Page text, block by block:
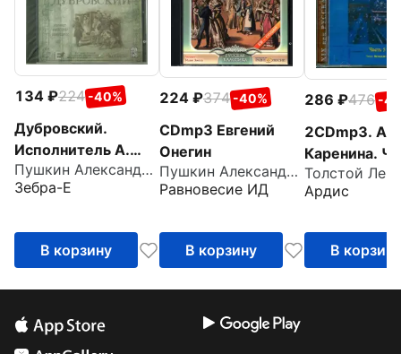
134 224 -40%
Дубровский.
Исполнитель А.
Понаморев
(CDmp3)
Пушкин Александр Сергеевич
Зебра-Е
В корзину
224 374 -40%
CDmp3 Евгений
Онегин
Пушкин Александр Сергеевич
Равновесие ИД
В корзину
286 476 -
2CDmp3.
Каренина.
8
Ардис
В корзину